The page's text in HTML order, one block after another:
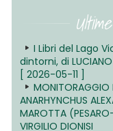
I Libri del Lago
dintorni, di LUCIANO
[ 2026-05-11 ]
MONITORAGGIO
ANARHYNCHUS
MAROTTA
VIRGILIO DIONISI